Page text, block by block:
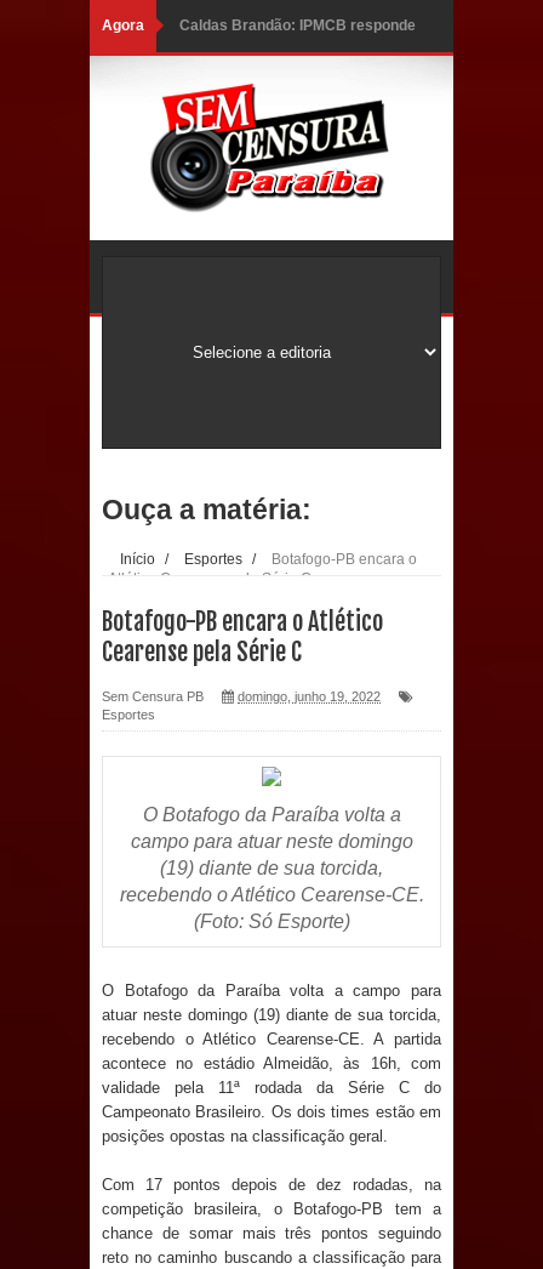
Agora INCLUSÃO: Prefeitura de Sapé abre
Social; veja documentação
necessária!
com a saúde bucal em Marí
PDT da Paraíba faz reunião
Prefeitura de Sapé paga salários
dentro do mês trabalhado e injeta R$
12 milhões na economia
Prefeitura de Sapé desenvolve ações
para preservar tamarindeiro e
revitalizar Memorial Augusto dos
Anjos
O verdadeiro oxigênio do Estado
Democrático de Direito – Bacharela
aborda de maneira inédita no mundo
Ouça a matéria:
Início / Esportes /
Botafogo-PB encara o
Atlético Cearense pela Série C
Botafogo-PB encara o Atlético
Cearense pela Série C
Sem Censura PB
domingo, junho 19, 2022
Esportes
O Botafogo da Paraíba volta a
campo para atuar neste domingo
(19) diante de sua torcida,
recebendo o Atlético Cearense-CE.
(Foto: Só Esporte)
O Botafogo da Paraíba volta a campo para
atuar neste domingo (19) diante de sua torcida,
recebendo o Atlético Cearense-CE. A partida
acontece no estádio Almeidão, às 16h, com
validade pela 11ª rodada da Série C do
Campeonato Brasileiro. Os dois times estão em
posições opostas na classificação geral.
Com 17 pontos depois de dez rodadas, na
competição brasileira, o Botafogo-PB tem a
chance de somar mais três pontos seguindo
reto no caminho buscando a classificação para